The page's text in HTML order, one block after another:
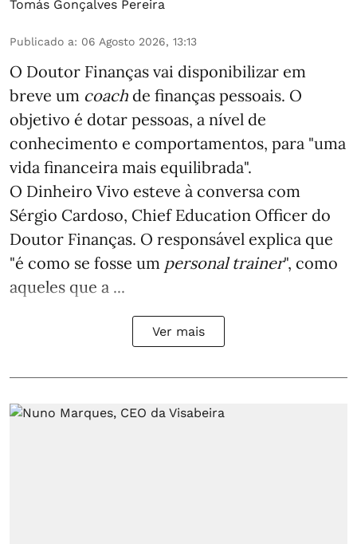
Tomás Gonçalves Pereira
Publicado a: 06 Agosto 2026, 13:13
O Doutor Finanças vai disponibilizar em
breve um coach de finanças pessoais. O
objetivo é dotar pessoas, a nível de
conhecimento e comportamentos, para "uma
vida financeira mais equilibrada".
O Dinheiro Vivo esteve à conversa com
Sérgio Cardoso, Chief Education Officer do
Doutor Finanças. O responsável explica que
"é como se fosse um personal trainer", como
aqueles que a ...
Ver mais